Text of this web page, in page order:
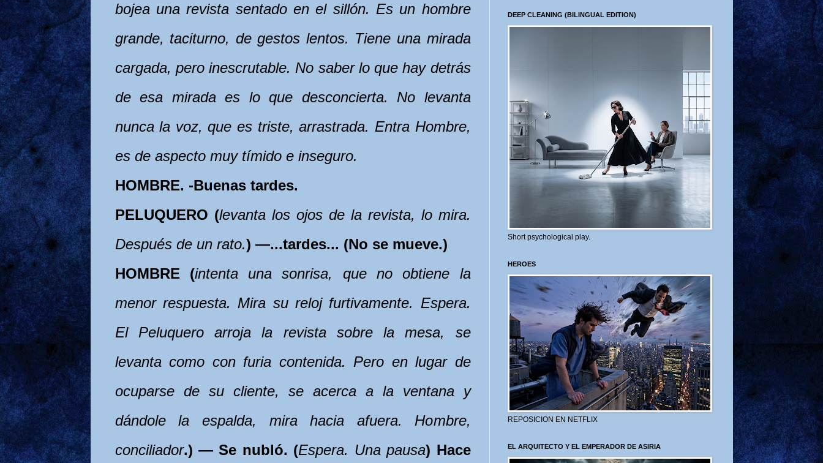
bojea una revista sentado en el sillón. Es un hombre
grande, taciturno, de gestos lentos. Tiene una mirada
cargada, pero inescrutable. No saber lo que hay detrás
de esa mirada es lo que desconcierta. No levanta
nunca la voz, que es triste, arrastrada. Entra Hombre,
es de aspecto muy tímido e inseguro.
HOMBRE. -Buenas tardes.
PELUQUERO (levanta los ojos de la revista, lo mira.
Después de un rato.) —...tardes... (No se mueve.)
HOMBRE (intenta una sonrisa, que no obtiene la
menor respuesta. Mira su reloj furtivamente. Espera.
El Peluquero arroja la revista sobre la mesa, se
levanta como con furia contenida. Pero en lugar de
ocuparse de su cliente, se acerca a la ventana y
dándole la espalda, mira hacia afuera. Hombre,
conciliador.) — Se nubló. (Espera. Una pausa) Hace
DEEP CLEANING (BILINGUAL EDITION)
Short psychological play.
HEROES
REPOSICION EN NETFLIX
EL ARQUITECTO Y EL EMPERADOR DE ASIRIA